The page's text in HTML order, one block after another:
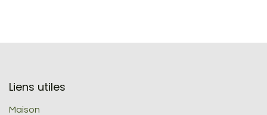
Liens utiles
Maison